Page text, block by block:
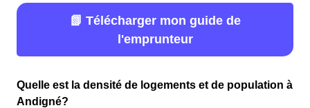
📗 Télécharger mon guide de
l'emprunteur
Quelle est la densité de logements et de population à
Andigné?